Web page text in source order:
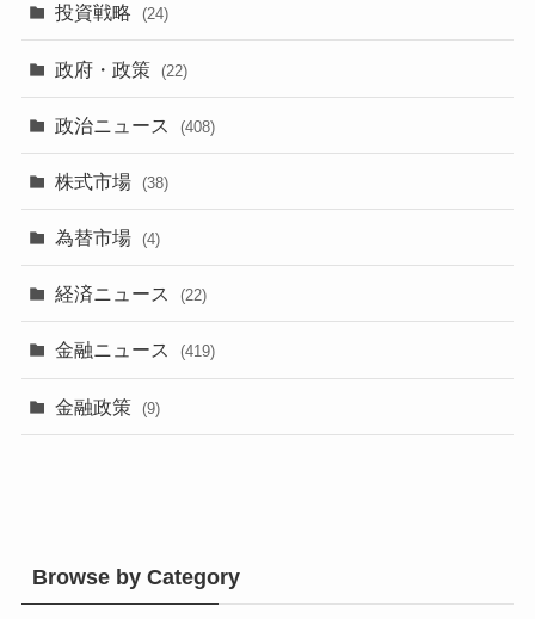
投資戦略 (24)
政府・政策 (22)
政治ニュース (408)
株式市場 (38)
為替市場 (4)
経済ニュース (22)
金融ニュース (419)
金融政策 (9)
Browse by Category